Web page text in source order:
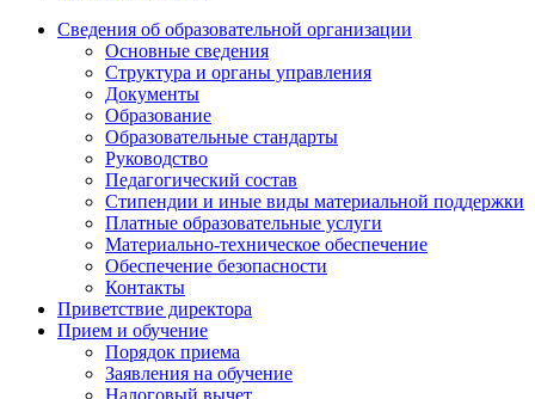
Сведения об образовательной организации
Основные сведения
Структура и органы управления
Документы
Образование
Образовательные стандарты
Руководство
Педагогический состав
Стипендии и иные виды материальной поддержки
Платные образовательные услуги
Материально-техническое обеспечение
Обеспечение безопасности
Контакты
Приветствие директора
Прием и обучение
Порядок приема
Заявления на обучение
Налоговый вычет